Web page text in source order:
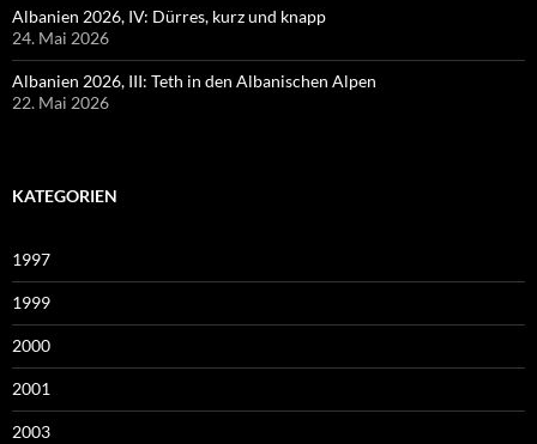
Albanien 2026, IV: Dürres, kurz und knapp
24. Mai 2026
Albanien 2026, III: Teth in den Albanischen Alpen
22. Mai 2026
KATEGORIEN
1997
1999
2000
2001
2003